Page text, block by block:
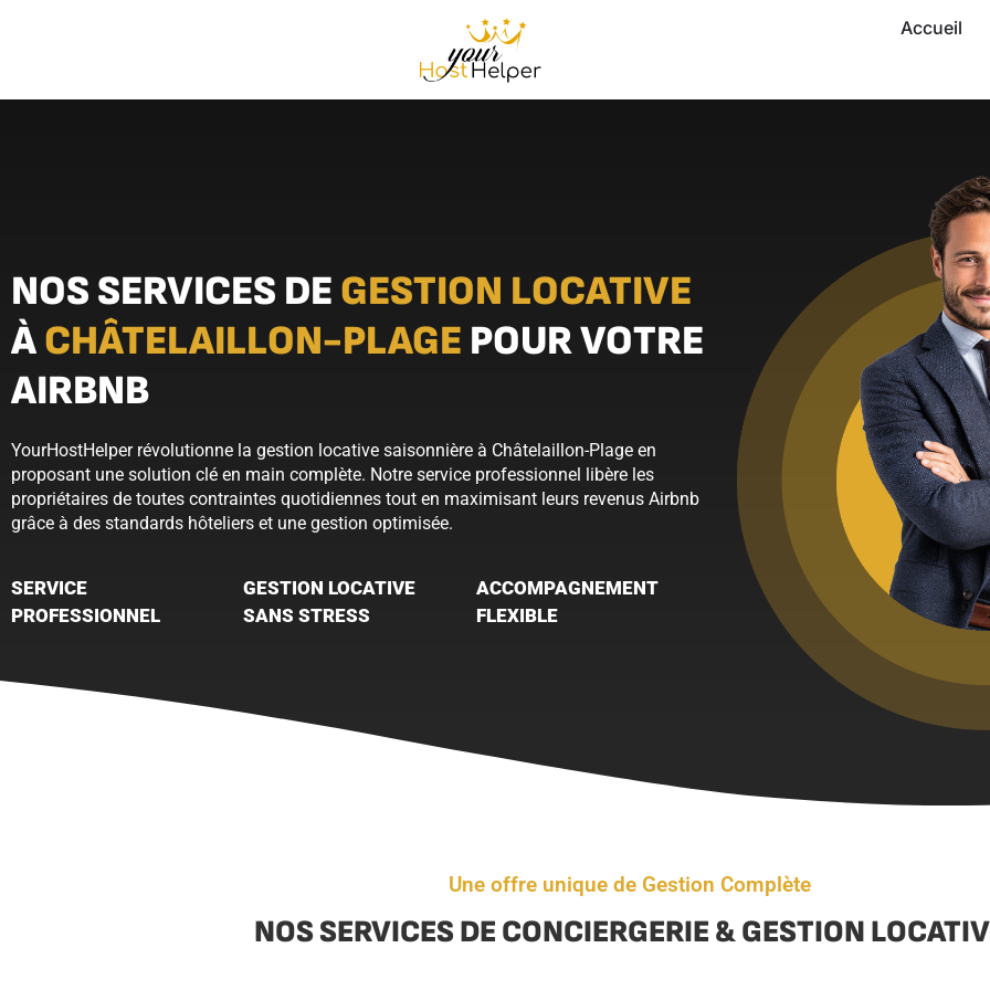
Accueil
NOS SERVICES DE GESTION LOCATIVE
ÀCHÂTELAILLON-PLAGE POUR VOTRE
AIRBNB
YourHostHelper révolutionne la gestion locative saisonnière à Châtelaillon-Plage en
proposant une solution clé en main complète. Notre service professionnel libère les
propriétaires de toutes contraintes quotidiennes tout en maximisant leurs revenus Airbnb
grâce à des standards hôteliers et une gestion optimisée.
SERVICE
PROFESSIONNEL
GESTION LOCATIVE
SANS STRESS
ACCOMPAGNEMENT
FLEXIBLE
Une offre unique de Gestion Complète
NOS SERVICES DE CONCIERGERIE & GESTION